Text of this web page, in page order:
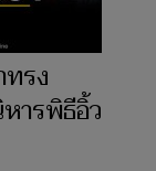
รง
ารพิธีอิ้ว